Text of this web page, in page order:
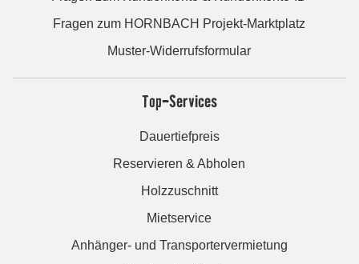
Fragen zum HORNBACH Projekt-Marktplatz
Muster-Widerrufsformular
Top-Services
Dauertiefpreis
Reservieren & Abholen
Holzzuschnitt
Mietservice
Anhänger- und Transportervermietung